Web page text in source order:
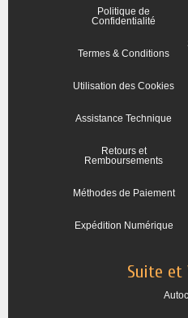
Politique de
Confidentialité
Termes & Conditions
Utilisation des Cookies
Assistance Technique
Retours et
Remboursements
Méthodes de Paiement
Expédition Numérique
Suite et